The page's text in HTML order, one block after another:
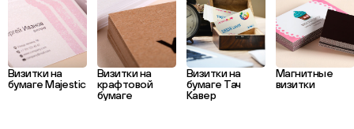
Визитки на
бумаге Majestic
Визитки на
крафтовой
бумаге
Визитки на
бумаге Тач
Кавер
Магнитные
визитки